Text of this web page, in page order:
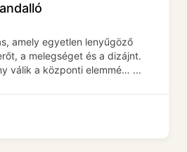
amely egyetlen lenyűgöző
a melegséget és a dizájnt.
válik a központi elemmé… ...